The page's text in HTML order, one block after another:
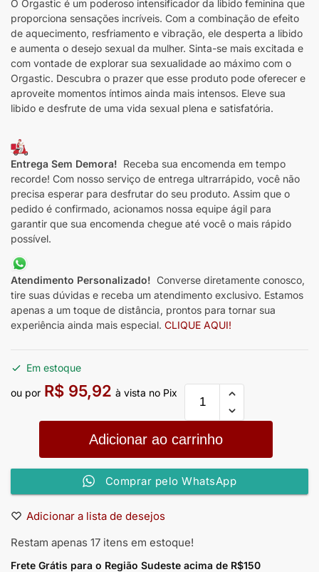
O Orgastic é um poderoso intensificador da libido feminina que
proporciona sensações incríveis. Com a combinação de efeito
de aquecimento, resfriamento e vibração, ele desperta a libido
e aumenta o desejo sexual da mulher. Sinta-se mais excitada e
com vontade de explorar sua sexualidade ao máximo com o
Orgastic. Descubra o prazer que esse produto pode oferecer e
aproveite momentos íntimos ainda mais intensos. Eleve sua
libido e desfrute de uma vida sexual plena e satisfatória.
Entrega Sem Demora! Receba sua encomenda em tempo
recorde! Com nosso serviço de entrega ultrarrápido, você não
precisa esperar para desfrutar do seu produto. Assim que o
pedido é confirmado, acionamos nossa equipe ágil para
garantir que sua encomenda chegue até você o mais rápido
possível.
Atendimento Personalizado! Converse diretamente conosco,
tire suas dúvidas e receba um atendimento exclusivo. Estamos
apenas a um toque de distância, prontos para tornar sua
experiência ainda mais especial. CLIQUE AQUI!
Em estoque
ou por R$ 95,92 à vista no Pix
Adicionar ao carrinho
Comprar pelo WhatsApp
Adicionar a lista de desejos
Restam apenas 17 itens em estoque!
Frete Grátis para o Região Sudeste acima de R$150